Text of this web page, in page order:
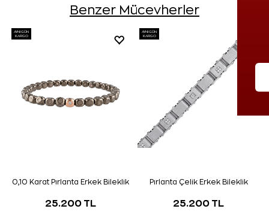
Benzer Mücevherler
AYNI GÜN
KARGO
0,10 Karat Pırlanta Erkek Bileklik
25.200 TL
AYNI GÜN
KARGO
Pırlanta Çelik Erkek Bileklik
25.200 TL